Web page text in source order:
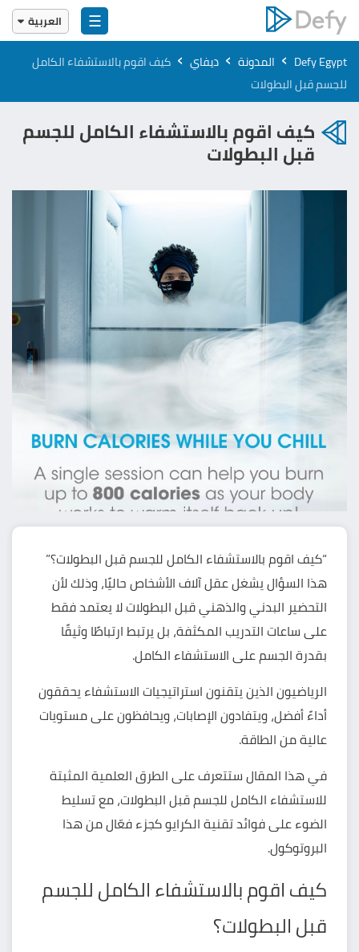
☰
العربية
English
العربية
Defy Egypt
› المدونة › ديفاي › كيف اقوم بالاستشفاء الكامل
للجسم قبل البطولات
كيف اقوم بالاستشفاء الكامل للجسم
قبل البطولات
“كيف اقوم بالاستشفاء الكامل للجسم قبل البطولات؟”
هذا السؤال يشغل عقل آلاف الأشخاص حاليًا، وذلك لأن
التحضير البدني والذهني قبل البطولات لا يعتمد فقط
على ساعات التدريب المكثفة، بل يرتبط ارتباطًا وثيقًا
بقدرة الجسم على الاستشفاء الكامل.
الرياضيون الذين يتقنون استراتيجيات الاستشفاء يحققون
أداءً أفضل، ويتفادون الإصابات، ويحافظون على مستويات
عالية من الطاقة.
في هذا المقال ستتعرف على الطرق العلمية المثبتة
للاستشفاء الكامل للجسم قبل البطولات، مع تسليط
الضوء على فوائد تقنية الكرايو كجزء فعّال من هذا
البروتوكول.
كيف اقوم بالاستشفاء الكامل للجسم
قبل البطولات؟